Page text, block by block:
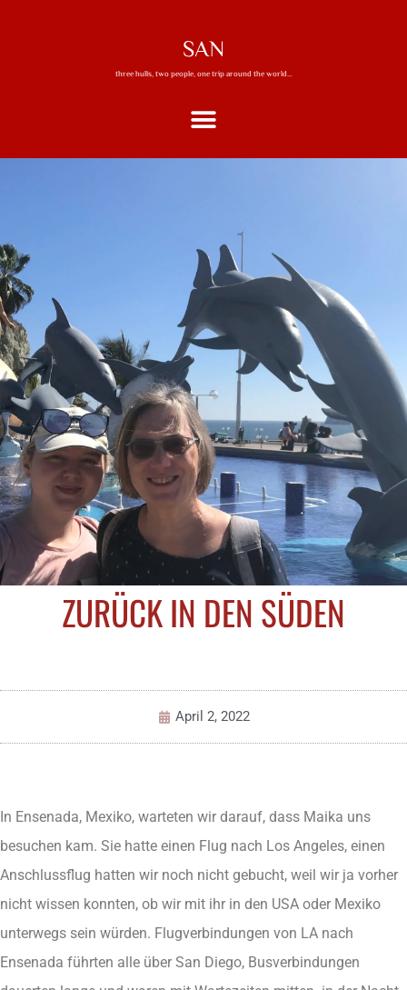
SAN
three hulls, two people, one trip around the world…
ZURÜCK IN DEN SÜDEN
April 2, 2022
In Ensenada, Mexiko, warteten wir darauf, dass Maika uns
besuchen kam. Sie hatte einen Flug nach Los Angeles, einen
Anschlussflug hatten wir noch nicht gebucht, weil wir ja vorher
nicht wissen konnten, ob wir mit ihr in den USA oder Mexiko
unterwegs sein würden. Flugverbindungen von LA nach
Ensenada führten alle über San Diego, Busverbindungen